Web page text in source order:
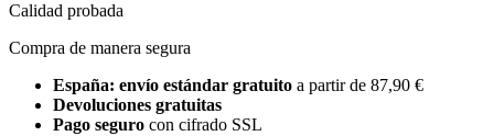
Calidad probada
Compra de manera segura
España: envío estándar gratuito a partir de 87,90 €
Devoluciones gratuitas
Pago seguro con cifrado SSL